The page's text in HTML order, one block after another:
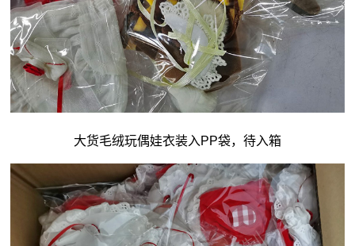
大货毛绒玩偶娃衣装入PP袋，待入箱